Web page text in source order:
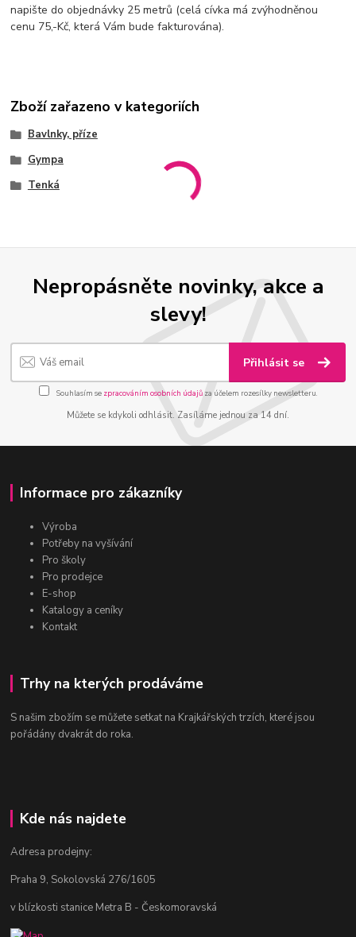
napište do objednávky 25 metrů (celá cívka má zvýhodněnou
cenu 75,-Kč, která Vám bude fakturována).
Zboží zařazeno v kategoriích
Bavlnky, příze
Gympa
Tenká
Nepropásněte novinky, akce a
slevy!
Přihlásit se
Souhlasím se zpracováním osobních údajůza účelem rozesílky newsletteru.
Můžete se kdykoli odhlásit. Zasíláme jednou za 14 dní.
Informace pro zákazníky
Výroba
Potřeby na vyšívání
Pro školy
Pro prodejce
E-shop
Katalogy a ceníky
Kontakt
Trhy na kterých prodáváme
S našim zbožím se můžete setkat na Krajkářských trzích, které jsou
pořádány dvakrát do roka.
Kde nás najdete
Adresa prodejny:
Praha 9, Sokolovská 276/1605
v blízkosti stanice Metra B - Českomoravská